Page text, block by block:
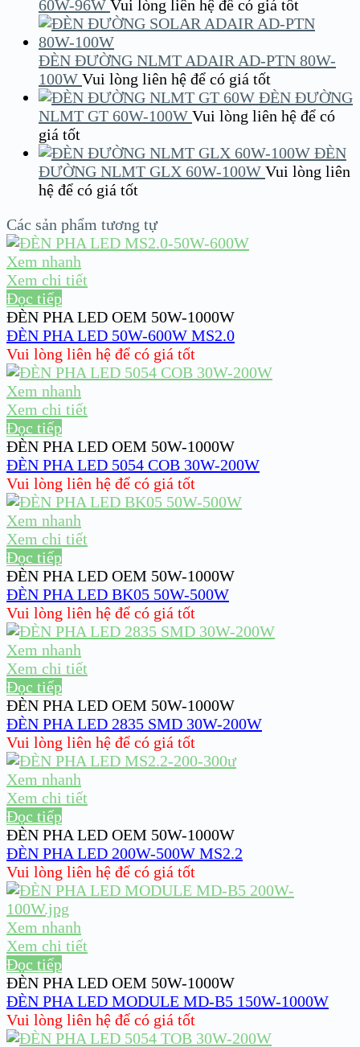
60W-96W Vui lòng liên hệ để có giá tốt
ĐÈN ĐƯỜNG NLMT ADAIR AD-PTN 80W-
100W Vui lòng liên hệ để có giá tốt
ĐÈN ĐƯỜNG
NLMT GT 60W-100W Vui lòng liên hệ để có
giá tốt
ĐÈN
ĐƯỜNG NLMT GLX 60W-100W Vui lòng liên
hệ để có giá tốt
Các sản phẩm tương tự
Xem nhanh
Xem chi tiết
Đọc tiếp
ĐÈN PHA LED OEM 50W-1000W
ĐÈN PHA LED 50W-600W MS2.0
Vui lòng liên hệ để có giá tốt
Xem nhanh
Xem chi tiết
Đọc tiếp
ĐÈN PHA LED OEM 50W-1000W
ĐÈN PHA LED 5054 COB 30W-200W
Vui lòng liên hệ để có giá tốt
Xem nhanh
Xem chi tiết
Đọc tiếp
ĐÈN PHA LED OEM 50W-1000W
ĐÈN PHA LED BK05 50W-500W
Vui lòng liên hệ để có giá tốt
Xem nhanh
Xem chi tiết
Đọc tiếp
ĐÈN PHA LED OEM 50W-1000W
ĐÈN PHA LED 2835 SMD 30W-200W
Vui lòng liên hệ để có giá tốt
Xem nhanh
Xem chi tiết
Đọc tiếp
ĐÈN PHA LED OEM 50W-1000W
ĐÈN PHA LED 200W-500W MS2.2
Vui lòng liên hệ để có giá tốt
Xem nhanh
Xem chi tiết
Đọc tiếp
ĐÈN PHA LED OEM 50W-1000W
ĐÈN PHA LED MODULE MD-B5 150W-1000W
Vui lòng liên hệ để có giá tốt